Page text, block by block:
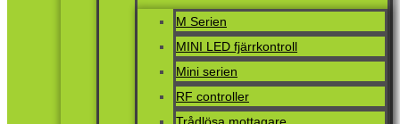
M Serien
MINI LED fjärrkontroll
Mini serien
RF controller